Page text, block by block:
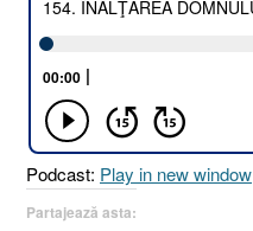
Podcast: Play in new window
Partajează asta: